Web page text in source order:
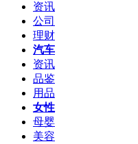
资讯
公司
理财
汽车
资讯
品鉴
用品
女性
母婴
美容